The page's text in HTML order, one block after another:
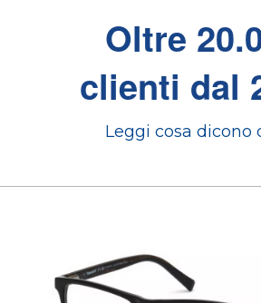
Oltre
clienti dal
Leggi cosa dicono